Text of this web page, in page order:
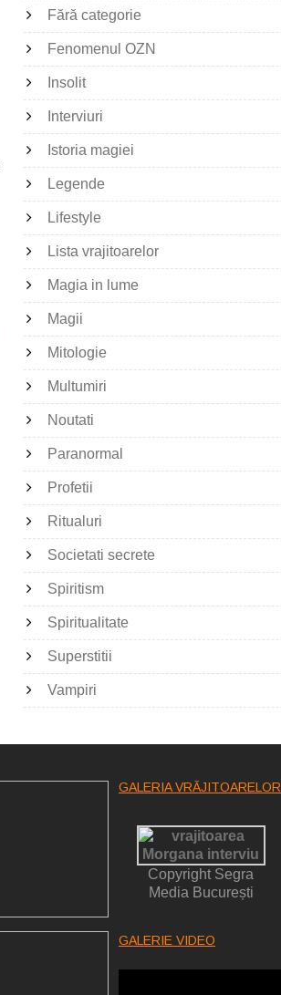
Fără categorie
Fenomenul OZN
Insolit
Interviuri
Istoria magiei
Legende
Lifestyle
Lista vrajitoarelor
Magia in lume
Magii
Mitologie
Multumiri
Noutati
Paranormal
Profetii
Ritualuri
Societati secrete
Spiritism
Spiritualitate
Superstitii
Vampiri
GALERIA VRĂJITOARELOR
Copyright Segra
Media București
GALERIE VIDEO